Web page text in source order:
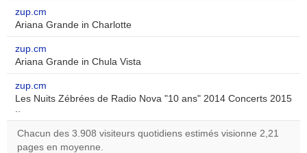
zup.cm
Ariana Grande in Charlotte
zup.cm
Ariana Grande in Chula Vista
zup.cm
Les Nuits Zébrées de Radio Nova "10 ans" 2014 Concerts 2015
..
Chacun des 3.908 visiteurs quotidiens estimés visionne 2,21
pages en moyenne.